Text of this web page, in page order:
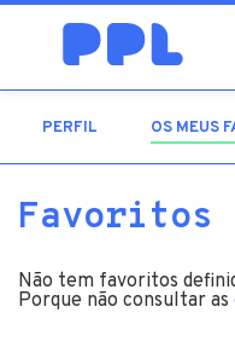
PERFIL OS MEUS
Favoritos
Não tem favoritos
Porque não consultar as